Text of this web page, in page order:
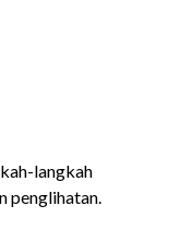
langkah
penglihatan.